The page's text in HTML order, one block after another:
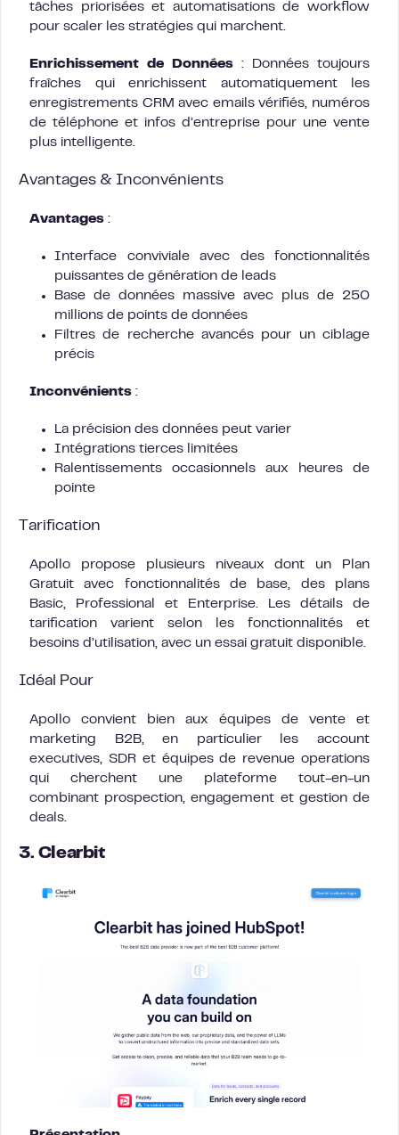
tâches priorisées et automatisations de workflow
pour scaler les stratégies qui marchent.
Enrichissement de Données : Données toujours
fraîches qui enrichissent automatiquement les
enregistrements CRM avec emails vérifiés, numéros
de téléphone et infos d’entreprise pour une vente
plus intelligente.
Avantages & Inconvénients
Avantages :
Interface conviviale avec des fonctionnalités
puissantes de génération de leads
Base de données massive avec plus de 250
millions de points de données
Filtres de recherche avancés pour un ciblage
précis
Inconvénients :
La précision des données peut varier
Intégrations tierces limitées
Ralentissements occasionnels aux heures de
pointe
Tarification
Apollo propose plusieurs niveaux dont un Plan
Gratuit avec fonctionnalités de base, des plans
Basic, Professional et Enterprise. Les détails de
tarification varient selon les fonctionnalités et
besoins d’utilisation, avec un essai gratuit disponible.
Idéal Pour
Apollo convient bien aux équipes de vente et
marketing B2B, en particulier les account
executives, SDR et équipes de revenue operations
qui cherchent une plateforme tout-en-un
combinant prospection, engagement et gestion de
deals.
3. Clearbit